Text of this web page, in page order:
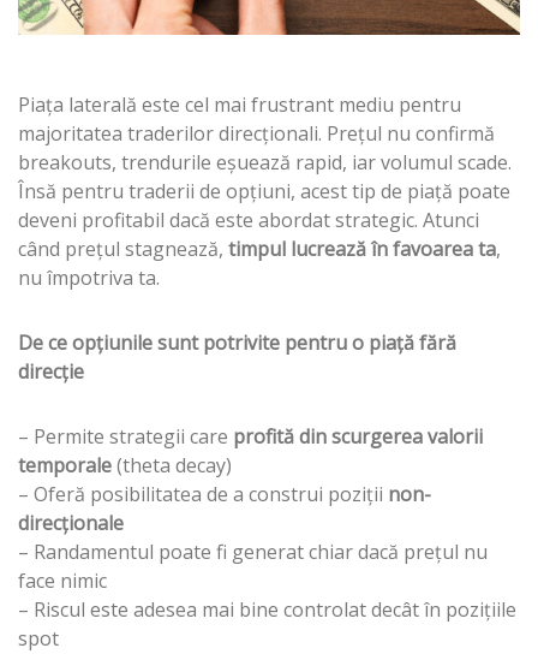
Piața laterală este cel mai frustrant mediu pentru
majoritatea traderilor direcționali. Prețul nu confirmă
breakouts, trendurile eșuează rapid, iar volumul scade.
Însă pentru traderii de opțiuni, acest tip de piață poate
deveni profitabil dacă este abordat strategic. Atunci
când prețul stagnează, timpul lucrează în favoarea ta,
nu împotriva ta.
De ce opțiunile sunt potrivite pentru o piață fără
direcție
– Permite strategii care profită din scurgerea valorii
temporale(theta decay)
– Oferă posibilitatea de a construi poziții non-
direcționale
– Randamentul poate fi generat chiar dacă prețul nu
face nimic
– Riscul este adesea mai bine controlat decât în pozițiile
spot